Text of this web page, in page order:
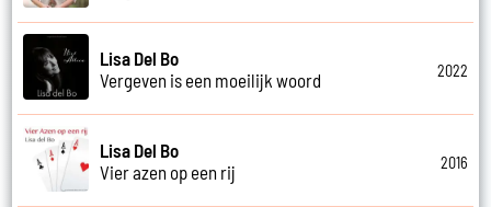
Lisa Del Bo
Vergeven is een moeilijk woord
2022
Lisa Del Bo
Vier azen op een rij
2016